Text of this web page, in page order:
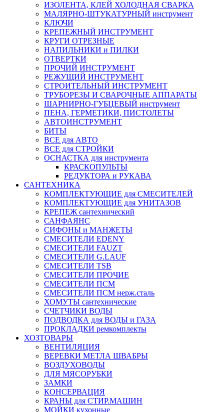
ИЗОЛЕНТА, КЛЕЙ ХОЛОДНАЯ СВАРКА
МАЛЯРНО-ШТУКАТУРНЫЙ инструмент
КЛЮЧИ
КРЕПЕЖНЫЙ ИНСТРУМЕНТ
КРУГИ ОТРЕЗНЫЕ
НАПИЛЬНИКИ и ПИЛКИ
ОТВЕРТКИ
ПРОЧИЙ ИНСТРУМЕНТ
РЕЖУЩИЙ ИНСТРУМЕНТ
СТРОИТЕЛЬНЫЙ ИНСТРУМЕНТ
ТРУБОРЕЗЫ И СВАРОЧНЫЕ АППАРАТЫ
ШАРНИРНО-ГУБЦЕВЫЙ инструмент
ПЕНА, ГЕРМЕТИКИ, ПИСТОЛЕТЫ
АВТОИНСТРУМЕНТ
БИТЫ
ВСЕ для АВТО
ВСЕ для СТРОЙКИ
ОСНАСТКА для инструмента
КРАСКОПУЛЬТЫ
РЕДУКТОРА и РУКАВА
САНТЕХНИКА
КОМПЛЕКТУЮЩИЕ для СМЕСИТЕЛЕЙ
КОМПЛЕКТУЮЩИЕ для УНИТАЗОВ
КРЕПЕЖ сантехнический
САНФАЯНС
СИФОНЫ и МАНЖЕТЫ
СМЕСИТЕЛИ EDENY
СМЕСИТЕЛИ FAUZT
СМЕСИТЕЛИ G.LAUF
СМЕСИТЕЛИ TSB
СМЕСИТЕЛИ ПРОЧИЕ
СМЕСИТЕЛИ ПСМ
СМЕСИТЕЛИ ПСМ нерж.сталь
ХОМУТЫ сантехнические
СЧЕТЧИКИ ВОДЫ
ПОДВОДКА для ВОДЫ и ГАЗА
ПРОКЛАДКИ ремкомплекты
ХОЗТОВАРЫ
ВЕНТИЛЯЦИЯ
ВЕРЕВКИ МЕТЛА ШВАБРЫ
ВОЗДУХОВОДЫ
ДЛЯ МЯСОРУБКИ
ЗАМКИ
КОНСЕРВАЦИЯ
КРАНЫ для СТИР.МАШИН
МОЙКИ кухонные